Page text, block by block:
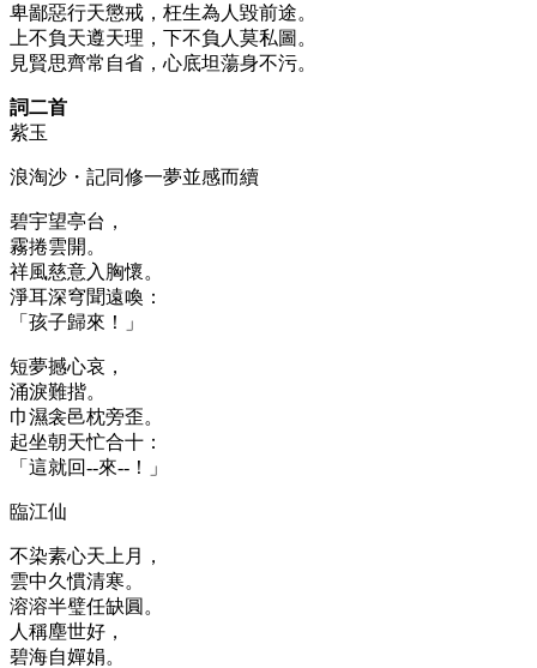
卑鄙惡行天懲戒，枉生為人毀前途。
上不負天遵天理，下不負人莫私圖。
見賢思齊常自省，心底坦蕩身不污。
詞二首
紫玉
浪淘沙・記同修一夢並感而續
碧宇望亭台，
霧捲雲開。
祥風慈意入胸懷。
淨耳深穹聞遠喚：
「孩子歸來！」
短夢撼心哀，
涌淚難揩。
巾濕衾邑枕旁歪。
起坐朝天忙合十：
「這就回--來--！」
臨江仙
不染素心天上月，
雲中久慣清寒。
溶溶半璧任缺圓。
人稱塵世好，
碧海自嬋娟。